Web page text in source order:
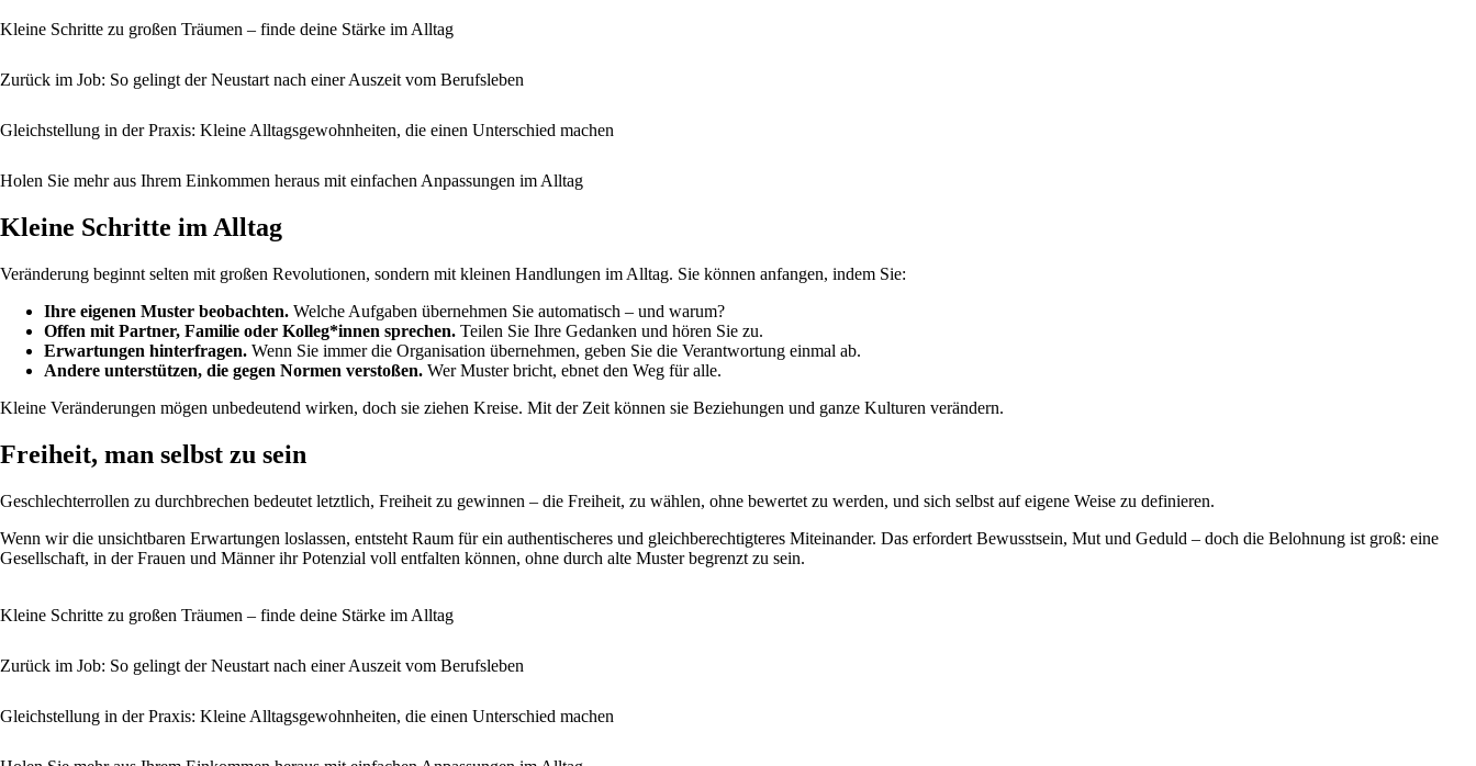
Kleine Schritte zu großen Träumen – finde deine Stärke im Alltag
Zurück im Job: So gelingt der Neustart nach einer Auszeit vom Berufsleben
Gleichstellung in der Praxis: Kleine Alltagsgewohnheiten, die einen Unterschied machen
Holen Sie mehr aus Ihrem Einkommen heraus mit einfachen Anpassungen im Alltag
Kleine Schritte im Alltag
Veränderung beginnt selten mit großen Revolutionen, sondern mit kleinen Handlungen im Alltag. Sie können anfangen, indem Sie:
Ihre eigenen Muster beobachten. Welche Aufgaben übernehmen Sie automatisch – und warum?
Offen mit Partner, Familie oder Kolleg*innen sprechen. Teilen Sie Ihre Gedanken und hören Sie zu.
Erwartungen hinterfragen. Wenn Sie immer die Organisation übernehmen, geben Sie die Verantwortung einmal ab.
Andere unterstützen, die gegen Normen verstoßen. Wer Muster bricht, ebnet den Weg für alle.
Kleine Veränderungen mögen unbedeutend wirken, doch sie ziehen Kreise. Mit der Zeit können sie Beziehungen und ganze Kulturen verändern.
Freiheit, man selbst zu sein
Geschlechterrollen zu durchbrechen bedeutet letztlich, Freiheit zu gewinnen – die Freiheit, zu wählen, ohne bewertet zu werden, und sich selbst auf eigene Weise zu definieren.
Wenn wir die unsichtbaren Erwartungen loslassen, entsteht Raum für ein authentischeres und gleichberechtigteres Miteinander. Das erfordert Bewusstsein, Mut und Geduld – doch die Belohnung ist groß: eine
Gesellschaft, in der Frauen und Männer ihr Potenzial voll entfalten können, ohne durch alte Muster begrenzt zu sein.
Kleine Schritte zu großen Träumen – finde deine Stärke im Alltag
Zurück im Job: So gelingt der Neustart nach einer Auszeit vom Berufsleben
Gleichstellung in der Praxis: Kleine Alltagsgewohnheiten, die einen Unterschied machen